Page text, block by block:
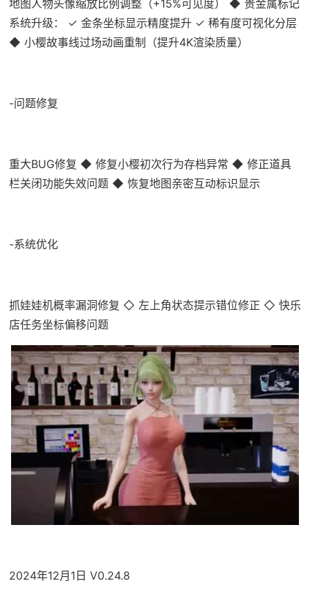
地图人物头像缩放比例调整（+15%可见度） ◆ 贵金属标记
系统升级： ✓ 金条坐标显示精度提升 ✓ 稀有度可视化分层
◆ 小樱故事线过场动画重制（提升4K渲染质量）
-问题修复
重大BUG修复 ◆ 修复小樱初次行为存档异常 ◆ 修正道具
栏关闭功能失效问题 ◆ 恢复地图亲密互动标识显示
-系统优化
抓娃娃机概率漏洞修复 ◇ 左上角状态提示错位修正 ◇ 快乐
店任务坐标偏移问题
2024年12月1日 V0.24.8